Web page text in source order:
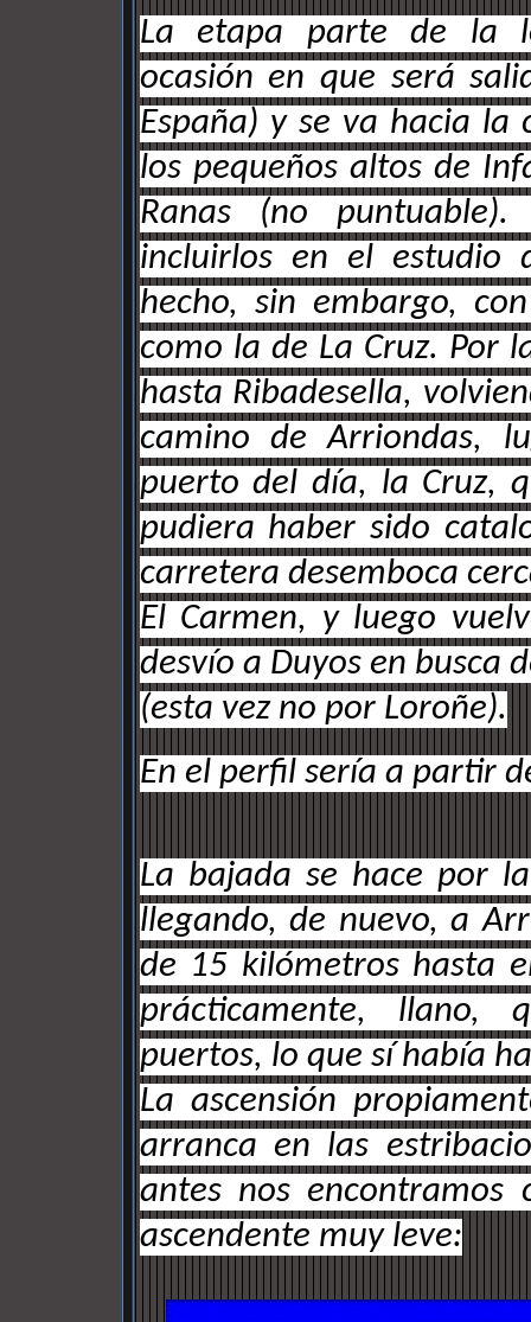
La etapa parte de la
ocasión en que será
España) y se va hacia
los pequeños altos de
Ranas (no
incluirlos en el estudio
hecho, sin embargo,
como la de La Cruz. Por
hasta Ribadesella,
camino de Arriondas,
puerto del día, la Cruz,
pudiera haber sido
carretera desemboca
El Carmen, y luego
desvío a Duyos en busca
(esta vez no por Loroñe).
En el perfil sería a partir
La bajada se hace por
llegando, de nuevo, a
de 15 kilómetros hasta
prácticamente, llano,
puertos, lo que sí había
La ascensión
arranca en las
antes nos encontramos
ascendente muy leve: